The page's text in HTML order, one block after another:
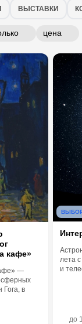
в городе
ВЫСТАВКИ
цена
кафе»
—
Гога, в
лета
и
до